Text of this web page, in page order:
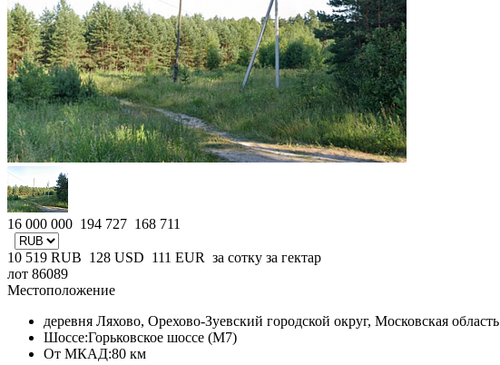
16 000 000 194 727 168 711
10 519 RUB 128 USD 111 EUR за сотку за гектар
лот 86089
Местоположение
деревня Ляхово, Орехово-Зуевский городской округ, Московская область
Шоссе:Горьковское шоссе (М7)
От МКАД:80 км